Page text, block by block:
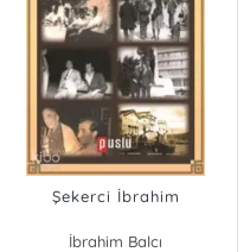
Şekerci İbrahim
İbrahim Balcı